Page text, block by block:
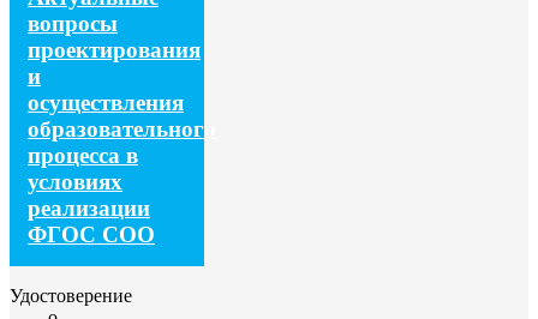
вопросы
проектирования
и
осуществления
образовательного
процесса в
условиях
реализации
ФГОС СОО
Удостоверение